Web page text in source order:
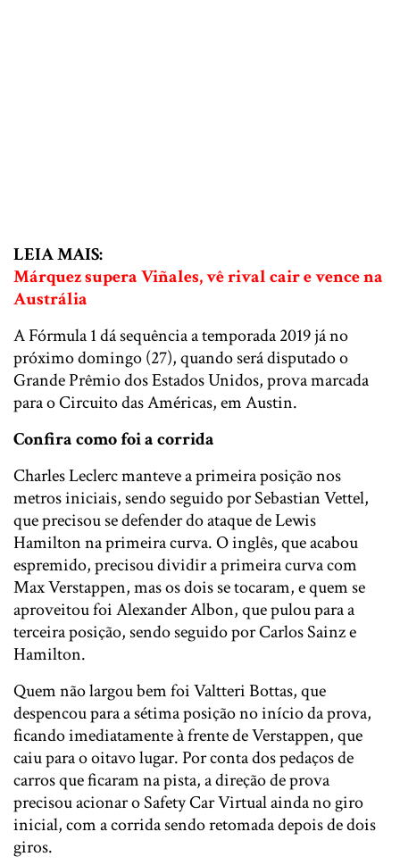
LEIA MAIS:
Márquez supera Viñales, vê rival cair e vence na
Austrália
A Fórmula 1 dá sequência a temporada 2019 já no
próximo domingo (27), quando será disputado o
Grande Prêmio dos Estados Unidos, prova marcada
para o Circuito das Américas, em Austin.
Confira como foi a corrida
Charles Leclerc manteve a primeira posição nos
metros iniciais, sendo seguido por Sebastian Vettel,
que precisou se defender do ataque de Lewis
Hamilton na primeira curva. O inglês, que acabou
espremido, precisou dividir a primeira curva com
Max Verstappen, mas os dois se tocaram, e quem se
aproveitou foi Alexander Albon, que pulou para a
terceira posição, sendo seguido por Carlos Sainz e
Hamilton.
Quem não largou bem foi Valtteri Bottas, que
despencou para a sétima posição no início da prova,
ficando imediatamente à frente de Verstappen, que
caiu para o oitavo lugar. Por conta dos pedaços de
carros que ficaram na pista, a direção de prova
precisou acionar o Safety Car Virtual ainda no giro
inicial, com a corrida sendo retomada depois de dois
giros.